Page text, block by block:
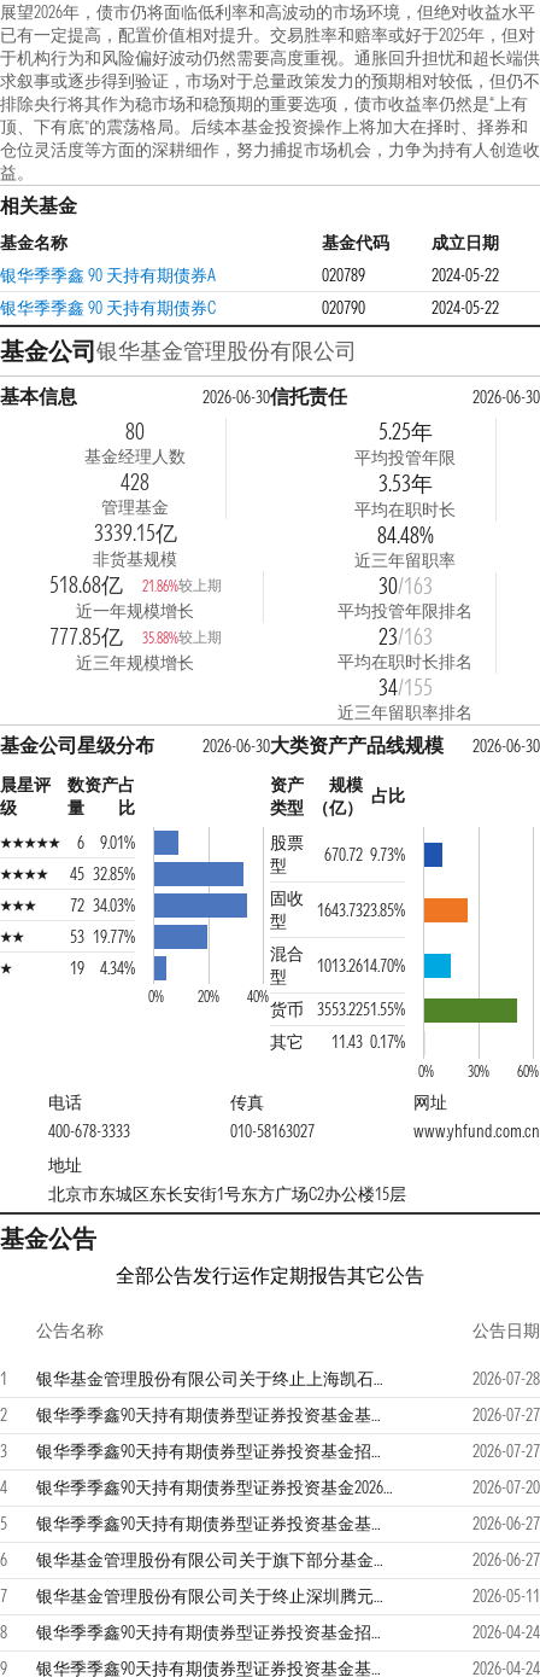
展望2026年，债市仍将面临低利率和高波动的市场环境，但绝对收益水平
已有一定提高，配置价值相对提升。交易胜率和赔率或好于2025年，但对
于机构行为和风险偏好波动仍然需要高度重视。通胀回升担忧和超长端供
求叙事或逐步得到验证，市场对于总量政策发力的预期相对较低，但仍不
排除央行将其作为稳市场和稳预期的重要选项，债市收益率仍然是“上有
顶、下有底”的震荡格局。后续本基金投资操作上将加大在择时、择券和
仓位灵活度等方面的深耕细作，努力捕捉市场机会，力争为持有人创造收
益。
相关基金
基金名称 基金代码
成立日期
银华季季鑫 90 天持有期债券A
020789
2024-05-22
银华季季鑫 90 天持有期债券C
020790 2024-05-22
基金公司银华基金管理股份有限公司
基本信息 2026-06-30
80
基金经理人数
428
管理基金
3339.15亿
非货基规模
518.68亿 21.86%较上期
近一年规模增长
777.85亿 35.88%较上期
近三年规模增长
信托责任 2026-06-30
5.25年
平均投管年限
3.53年
平均在职时长
84.48%
近三年留职率
30/163
平均投管年限排名
23/163
平均在职时长排名
34/155
近三年留职率排名
基金公司星级分布
2026-06-30
晨星评
级
数
量
资产占
比
6
9.01%
45 32.85%
72 34.03%
53 19.77%
19
4.34%
0% 20% 40%
大类资产产品线规模
2026-06-30
资产
类型
规模
（亿）
占比
股票
型
670.72 9.73%
固收
型
1643.7323.85%
混合
型
1013.2614.70%
货币
3553.2251.55%
其它
11.43 0.17%
0% 30% 60%
电话
400-678-3333
传真
010-58163027
网址
www.yhfund.com.cn
地址
北京市东城区东长安街1号东方广场C2办公楼15层
基金公告
全部公告发行运作定期报告其它公告
公告名称 公告日期
1 银华基金管理股份有限公司关于终止上海凯石财富基金销售有限公司办理旗下基金相关业务公告
2026-07-28
2
银华季季鑫90天持有期债券型证券投资基金基金产品资料概要更新
2026-07-27
3
银华季季鑫90天持有期债券型证券投资基金招募说明书更新（2026年第3号）
2026-07-27
4
银华季季鑫90天持有期债券型证券投资基金2026年第二季度报告
2026-07-20
5
银华季季鑫90天持有期债券型证券投资基金基金合同
2026-06-27
6
银华基金管理股份有限公司关于旗下部分基金调整业绩比较基准并修订基金合同等法律文件的公告
2026-06-27
7
银华基金管理股份有限公司关于终止深圳腾元基金销售有限公司办理旗下基金相关业务公告
2026-05-11
8
银华季季鑫90天持有期债券型证券投资基金招募说明书更新（2026年第2号）
2026-04-24
9
银华季季鑫90天持有期债券型证券投资基金基金产品资料概要更新 2026-04-24